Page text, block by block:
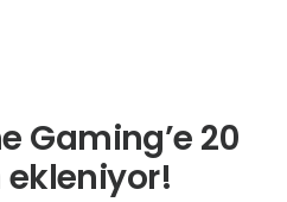
Gaming’e 20
ekleniyor!